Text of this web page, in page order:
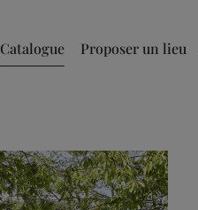
Catalogue Proposer un lieu